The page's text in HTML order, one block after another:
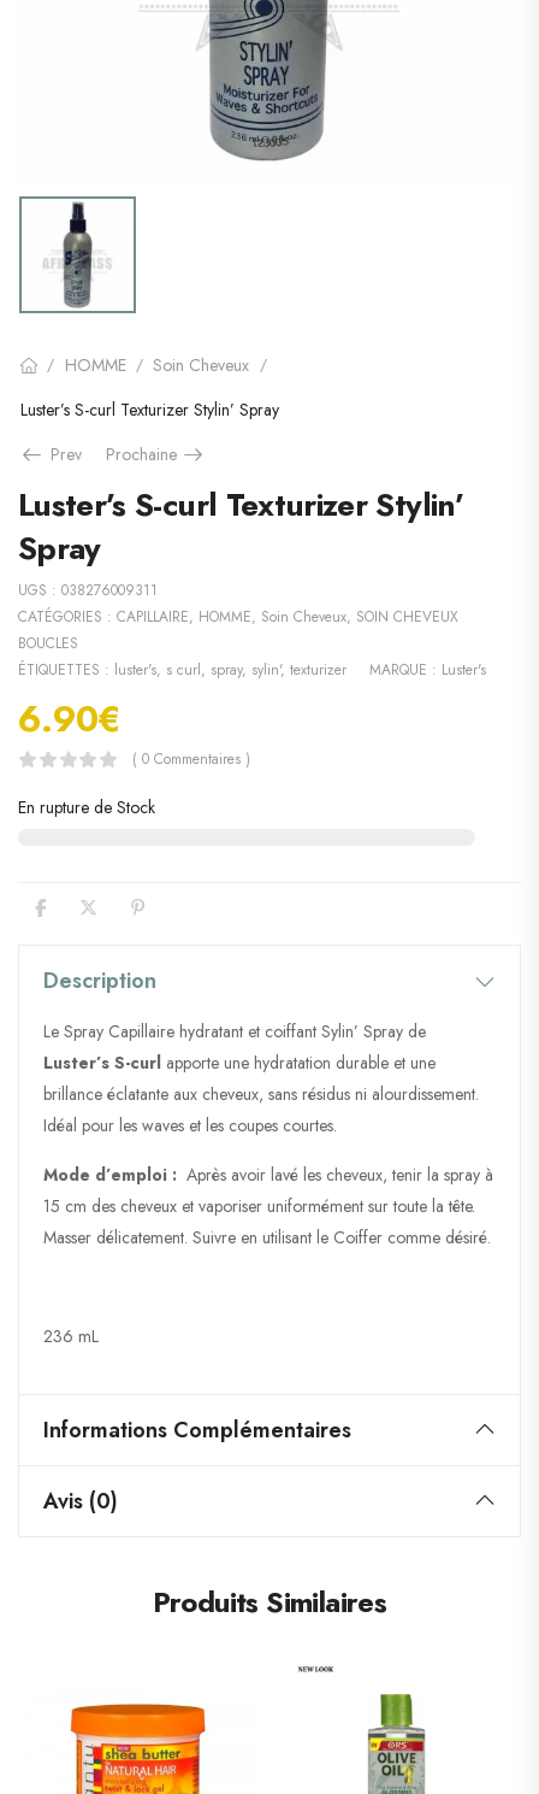
/ HOMME / Soin Cheveux /
Luster’s S-curl Texturizer Stylin’ Spray
Prev
Prochaine
Luster’s S-curl Texturizer Stylin’
Spray
UGS : 038276009311
CATÉGORIES : CAPILLAIRE, HOMME, Soin Cheveux, SOIN CHEVEUX
BOUCLES
ÉTIQUETTES : luster's, s curl, spray, sylin', texturizer MARQUE : Luster's
6.90€
( 0 Commentaires )
En rupture de Stock
Description
Le Spray Capillaire hydratant et coiffant Sylin’ Spray de
Luster’s S-curl apporte une hydratation durable et une
brillance éclatante aux cheveux, sans résidus ni alourdissement.
Idéal pour les waves et les coupes courtes.
Mode d’emploi : Après avoir lavé les cheveux, tenir la spray à
15 cm des cheveux et vaporiser uniformément sur toute la tête.
Masser délicatement. Suivre en utilisant le Coiffer comme désiré.
236 mL
Informations Complémentaires
Avis (0)
Produits Similaires